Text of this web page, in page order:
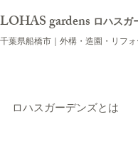
LOHAS gardens ロハスガ
千葉県船橋市｜外構・造園・リフ
ロハスガーデンズとは